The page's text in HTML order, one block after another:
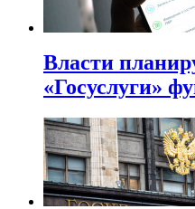
Власти
«Госуслуги»